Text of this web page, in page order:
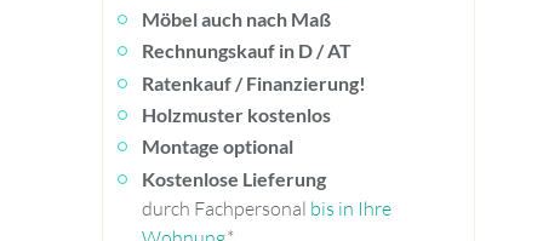
Möbel auch nach Maß
Rechnungskauf in D / AT
Ratenkauf / Finanzierung!
Holzmuster kostenlos
Montage optional
Kostenlose Lieferung
durch Fachpersonal bis in Ihre